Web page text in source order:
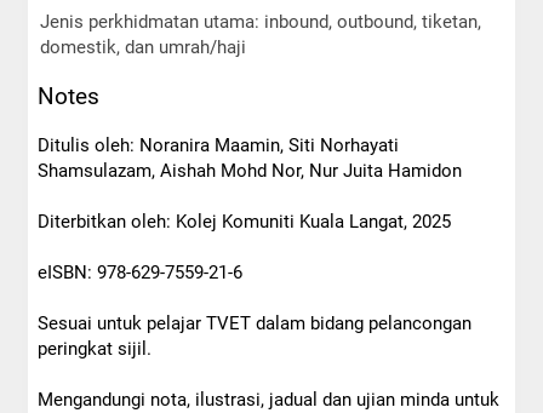
Jenis perkhidmatan utama: inbound, outbound, tiketan,
domestik, dan umrah/haji
Notes
Ditulis oleh: Noranira Maamin, Siti Norhayati
Shamsulazam, Aishah Mohd Nor, Nur Juita Hamidon
Diterbitkan oleh: Kolej Komuniti Kuala Langat, 2025
eISBN: 978-629-7559-21-6
Sesuai untuk pelajar TVET dalam bidang pelancongan
peringkat sijil.
Mengandungi nota, ilustrasi, jadual dan ujian minda untuk